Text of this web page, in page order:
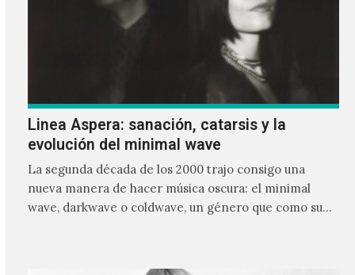
Linea Aspera: sanación, catarsis y la
evolución del minimal wave
La segunda década de los 2000 trajo consigo una
nueva manera de hacer música oscura: el minimal
wave, darkwave o coldwave, un género que como su